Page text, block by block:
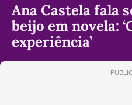
Ana Castela fala
beijo em novela:
experiência’